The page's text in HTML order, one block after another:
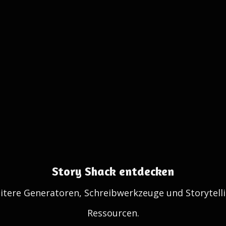
Story Shack entdecken
Generatoren, Schreibwerkzeuge und
Ressourcen.